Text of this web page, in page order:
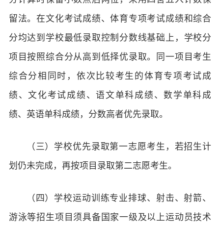
留法。在文化考试成绩、体育专项考试成绩和综合
分均达到学校最低录取控制分数线基础上，学校分
项目按照综合分从高到低择优录取。同一项目考生
综合分相同时，依次比较考生的体育专项考试成
绩、文化考试成绩、语文单科成绩、数学单科成
绩、英语单科成绩，分数高者优先录取。
（三）学校优先录取第一志愿考生，若招生计
划仍未完成，再按项目录取第二志愿考生。
（四）学校运动训练专业排球、射击、射箭、
游泳等招生项目须具备国家一级及以上运动员技术